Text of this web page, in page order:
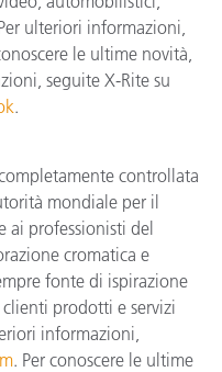
ulteriori informazioni,
le ultime novità,
seguite X-Rite su
.
controllata
mondiale per il
ai professionisti del
cromatica e
fonte di ispirazione
prodotti e servizi
informazioni,
. Per conoscere le ultime